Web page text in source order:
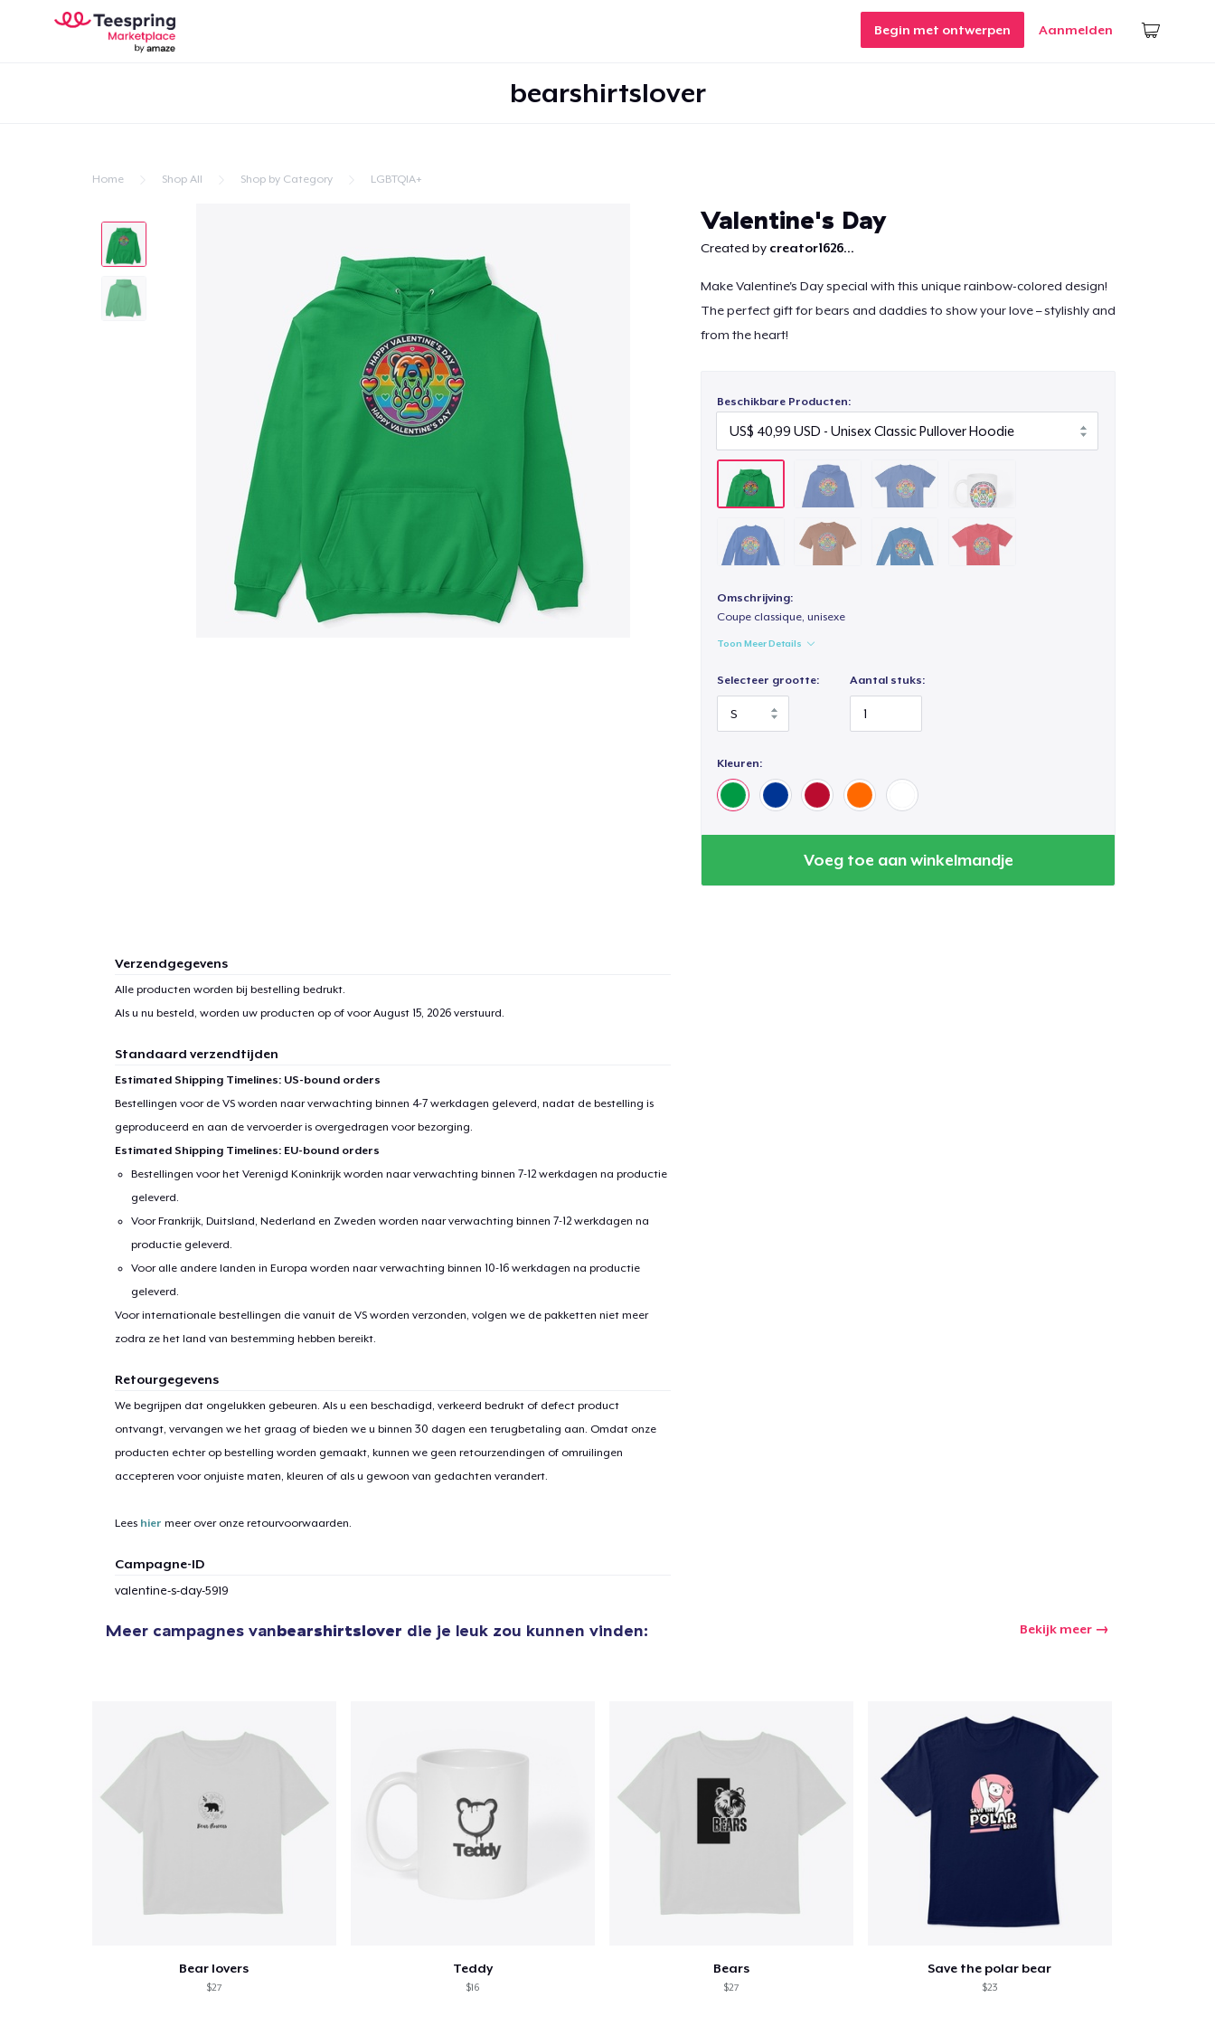
Begin met ontwerpen Aanmelden
bearshirtslover
Home Shop All Shop by Category LGBTQIA+
Valentine's Day
Created by creator1626...
Make Valentine's Day special with this unique rainbow-colored design!
The perfect gift for bears and daddies to show your love – stylishly and
from the heart!
Beschikbare Producten:
Omschrijving:
Coupe classique, unisexe
Toon Meer Details
Selecteer grootte: Aantal stuks:
Kleuren:
Voeg toe aan winkelmandje
Verzendgegevens
Alle producten worden bij bestelling bedrukt.
Als u nu besteld, worden uw producten op of voorAugust 15, 2026verstuurd.
Standaard verzendtijden
Estimated Shipping Timelines: US-bound orders
Bestellingen voor de VS worden naar verwachting binnen 4-7 werkdagen geleverd, nadat de bestelling is
geproduceerd en aan de vervoerder is overgedragen voor bezorging.
Estimated Shipping Timelines: EU-bound orders
Bestellingen voor het Verenigd Koninkrijk worden naar verwachting binnen 7-12 werkdagen na productie
geleverd.
Voor Frankrijk, Duitsland, Nederland en Zweden worden naar verwachting binnen 7-12 werkdagen na
productie geleverd.
Voor alle andere landen in Europa worden naar verwachting binnen 10-16 werkdagen na productie
geleverd.
Voor internationale bestellingen die vanuit de VS worden verzonden, volgen we de pakketten niet meer
zodra ze het land van bestemming hebben bereikt.
Retourgegevens
We begrijpen dat ongelukken gebeuren. Als u een beschadigd, verkeerd bedrukt of defect product
ontvangt, vervangen we het graag of bieden we u binnen 30 dagen een terugbetaling aan. Omdat onze
producten echter op bestelling worden gemaakt, kunnen we geen retourzendingen of omruilingen
accepteren voor onjuiste maten, kleuren of als u gewoon van gedachten verandert.
Lees hier meer over onze retourvoorwaarden.
Campagne-ID
valentine-s-day-5919
Meer campagnes vanbearshirtslover die je leuk zou kunnen vinden: Bekijk meer
Bear lovers
$27
Teddy
$16
Bears
$27
Save the polar bear
$23
winkelwagen toegevoegd
Unisex Classic Pullover Hoodie